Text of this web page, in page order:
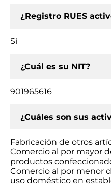
¿Registro RUES
Si
¿Cuál es su NIT?
901965616
¿Cuáles son sus
Fabricación de otros
Comercio al por mayor
productos
Comercio al por menor
uso doméstico en